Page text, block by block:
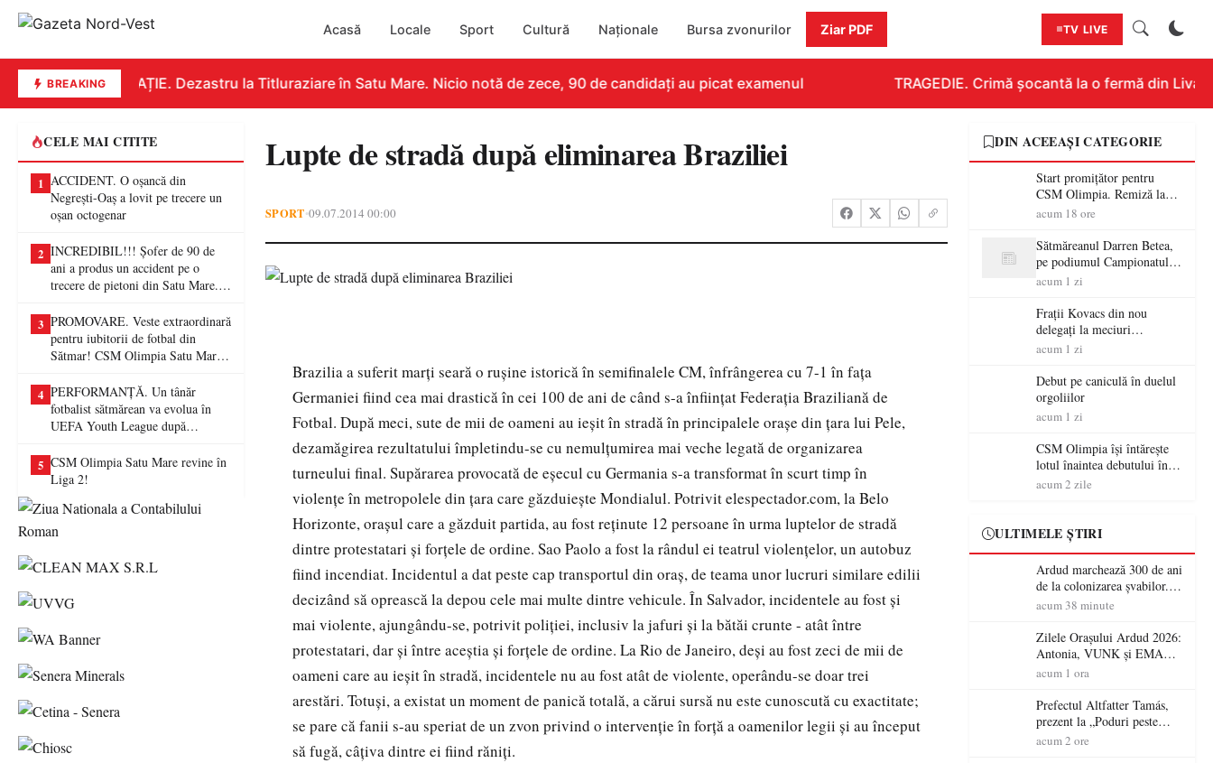
Acasă Locale Sport Cultură Naționale Bursa zvonurilor Ziar PDF TV LIVE
BREAKINGEDUCAȚIE. Dezastru la Titluraziare în Satu Mare. Nicio notă de zece, 90 de candidați au picat examenul TRAGEDIE. Crimă șocantă la o fermă din
CELE MAI CITITE
1 ACCIDENT. O oșancă din
Negrești-Oaș a lovit pe trecere un
oșan octogenar
2 INCREDIBIL!!! Șofer de 90 de
ani a produs un accident pe o
trecere de pietoni din Satu Mare. O
3 PROMOVARE. Veste extraordinară
pentru iubitorii de fotbal din
Sătmar! CSM Olimpia Satu Mare
4 PERFORMANȚĂ. Un tânăr
fotbalist sătmărean va evolua în
UEFA Youth League după
5 CSM Olimpia Satu Mare revine în
Liga 2!
Lupte de stradă după eliminarea Braziliei
SPORT•09.07.2014 00:00
Brazilia a suferit marţi seară o ruşine istorică în semifinalele CM, înfrângerea cu 7-1 în faţa
Germaniei fiind cea mai drastică în cei 100 de ani de când s-a înfiinţat Federaţia Braziliană de
Fotbal. După meci, sute de mii de oameni au ieşit în stradă în principalele oraşe din ţara lui Pele,
dezamăgirea rezultatului împletindu-se cu nemulţumirea mai veche legată de organizarea
turneului final. Supărarea provocată de eşecul cu Germania s-a transformat în scurt timp în
violenţe în metropolele din ţara care găzduieşte Mondialul. Potrivit elespectador.com, la Belo
Horizonte, oraşul care a găzduit partida, au fost reţinute 12 persoane în urma luptelor de stradă
dintre protestatari şi forţele de ordine. Sao Paolo a fost la rândul ei teatrul violenţelor, un autobuz
fiind incendiat. Incidentul a dat peste cap transportul din oraş, de teama unor lucruri similare edilii
decizând să oprească la depou cele mai multe dintre vehicule. În Salvador, incidentele au fost şi
mai violente, ajungându-se, potrivit poliţiei, inclusiv la jafuri şi la bătăi crunte - atât între
protestatari, dar şi între aceştia şi forţele de ordine. La Rio de Janeiro, deşi au fost zeci de mii de
oameni care au ieşit în stradă, incidentele nu au fost atât de violente, operându-se doar trei
arestări. Totuşi, a existat un moment de panică totală, a cărui sursă nu este cunoscută cu exactitate;
se pare că fanii s-au speriat de un zvon privind o intervenţie în forţă a oamenilor legii şi au început
să fugă, câţiva dintre ei fiind răniţi.
DIN ACEEAȘI CATEGORIE
Start promițător pentru
CSM Olimpia. Remiză la
Dumbrăvița în debutul
acum 18 ore
Sătmăreanul Darren Betea,
pe podiumul Campionatului
European RMC CE, după
lui Kimi Räikkönen
acum 1 zi
Frații Kovacs din nou
delegați la meciuri
importante în Europa
acum 1 zi
Debut pe caniculă în duelul
orgoliilor
acum 1 zi
CSM Olimpia își întărește
lotul înaintea debutului în
Liga 2
acum 2 zile
ULTIMELE ȘTIRI
Ardud marchează 300 de ani
de la colonizarea șvabilor.
Jubileul va fi sărbătorit pe 8
acum 38 minute
Zilele Orașului Ardud 2026:
Antonia, VUNK și EMAA
urcă pe scena Cetății Ardud.
acum 1 ora
Prefectul Altfatter Tamás,
prezent la „Poduri peste
granițe – Zilele Diasporei
acum 2 ore